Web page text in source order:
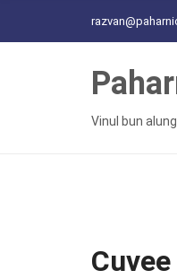
Vinul bun